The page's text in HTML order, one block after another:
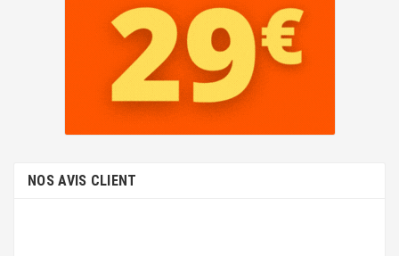
NOS AVIS CLIENT